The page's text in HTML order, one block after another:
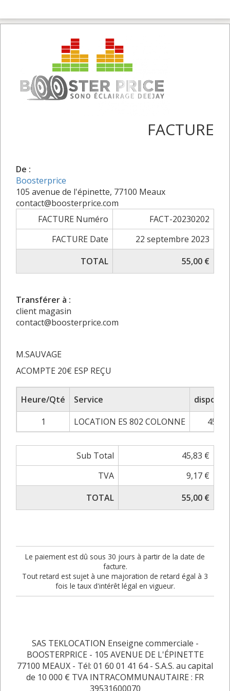
FACTURE
De :
Boosterprice
105 avenue de l'épinette, 77100 Meaux
contact@boosterprice.com
FACTURE Numéro
FACT-20230202
FACTURE Date
22 septembre 2023
TOTAL
55,00 €
Transférer à :
client magasin
contact@boosterprice.com
M.SAUVAGE
ACOMPTE 20€ ESP REÇU
Heure/Qté Service
1
LOCATION ES 802 COLONNE
Sub Total
45,83 €
TVA
9,17 €
TOTAL
55,00 €
Le paiement est dû sous 30 jours à partir de la date de
facture.
Tout retard est sujet à une majoration de retard égal à 3
fois le taux d'intérêt légal en vigueur.
SAS TEKLOCATION Enseigne commerciale -
BOOSTERPRICE - 105 AVENUE DE L'ÉPINETTE
77100 MEAUX - Tél: 01 60 01 41 64 - S.A.S. au capital
de 10 000 € TVA INTRACOMMUNAUTAIRE : FR
39531600070